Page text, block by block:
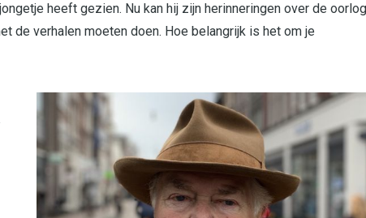
heeft gezien. Nu kan hij zijn herinneringen over de oorlog
de verhalen moeten doen. Hoe belangrijk is het om je